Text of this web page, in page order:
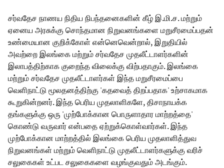
சர்வதேச நாணய நிதிய நிபந்தனைகளின் கீழ் இ.மி.ச. மற்றும்
ஏனைய அரசுக்கு சொந்தமான நிறுவனங்களை மறுசீரமைப்பதன்
உண்மையான குறிக்கோள் என்னெவென்றால், இறுதியில்
அவற்றை இலங்கை மற்றும் சர்வதேச முதலீட்டாளர்களின்
இலாபத்திற்காக குறைந்த விலைக்கு விற்பதாகும். இலங்கை
மற்றும் சர்வதேச முதலீட்டாளர்கள் இந்த மறுசீரமைப்பை
வெளிநாட்டு மூலதனத்திற்கு 'கதவைத் திறப்பதாக' உற்சாகமாக
கூறுகின்றனர். இந்த பெரிய முதலாளிகளே, திசாநாயக்க
தங்களுக்கு ஒரு 'முற்போக்கான பொருளாதார மாற்றத்தை'
கொண்டு வருவார் என்பதை ஏற்றுக்கொள்வார்கள். இந்த
முற்போக்கான மாற்றத்தில் இலங்கை பெரிய முதலாளித்துவ
நிறுவனங்கள் மற்றும் வெளிநாட்டு முதலீட்டாளர்களுக்கு வரிச்
சலுகைகள் உட்பட சலுகைகளை வழங்குவதும் அடங்கும்.